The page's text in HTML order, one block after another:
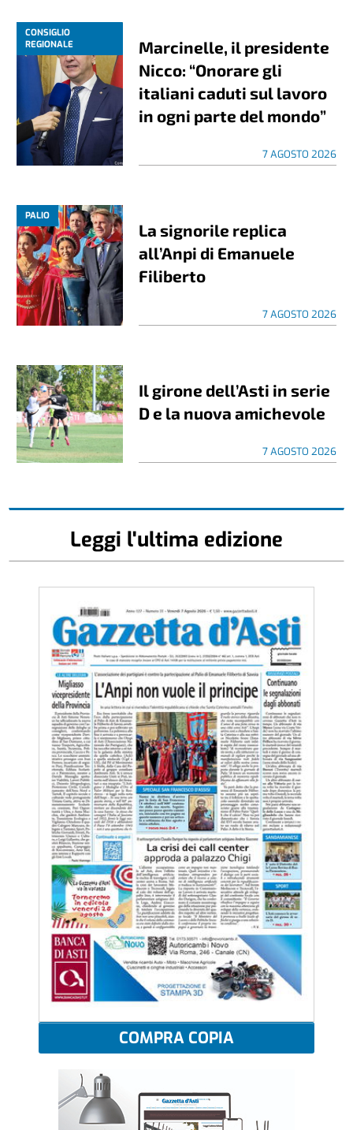
CONSIGLIO
REGIONALE
Marcinelle, il presidente
Nicco: “Onorare gli
italiani caduti sul lavoro
in ogni parte del mondo”
7 AGOSTO 2026
PALIO
La signorile replica
all’Anpi di Emanuele
Filiberto
7 AGOSTO 2026
Il girone dell’Asti in serie
D e la nuova amichevole
7 AGOSTO 2026
Leggi l'ultima edizione
COMPRA COPIA